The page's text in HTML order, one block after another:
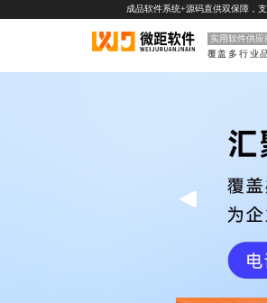
成品软件系统+源码直供双保障，
实用软件供应